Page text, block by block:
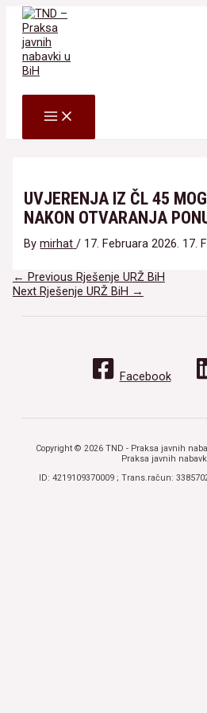
Skip
content
MAIN
MENU
UVJERENJA IZ ČL 45
NAKON OTVARANJA
Bymirhat / 17. Februara 2026. 17.
Navigacija
članaka
← Previous Rješenje URŽ BiH
Next Rješenje URŽ BiH →
Facebook
Copyright © 2026 TND - Praksa javnih
Praksa javnih
ID: 4219109370009 ; Trans.račun: